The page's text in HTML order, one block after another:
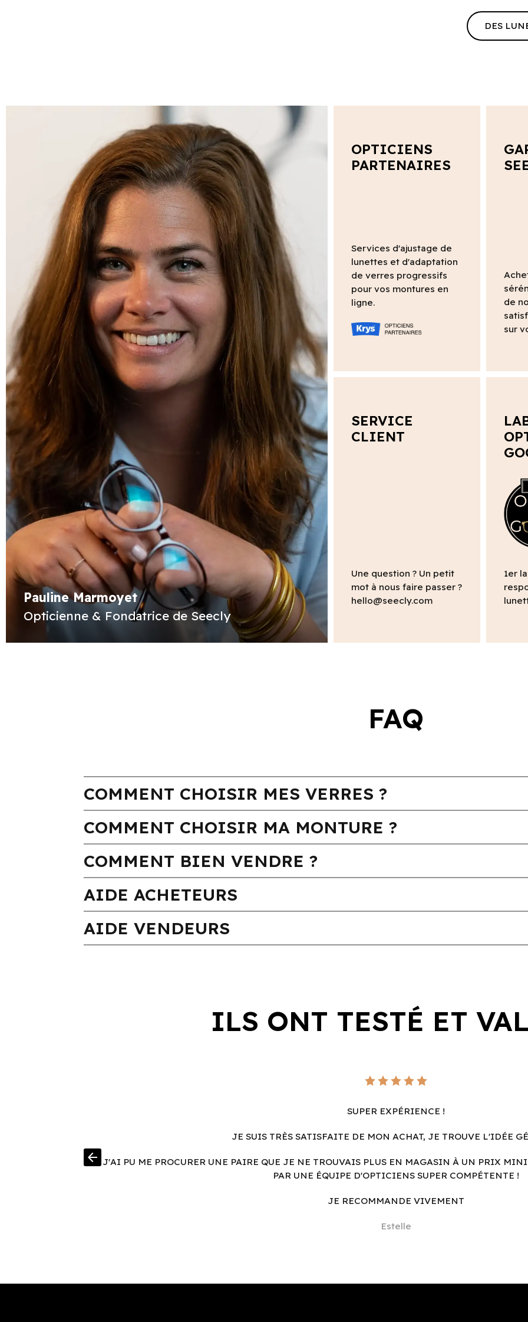
DES
Pauline Marmoyet
Opticienne & Fondatrice de Seecly
OPTICIENS
PARTENAIRES
Services d'ajustage de
lunettes et d'adaptation
de verres progressifs
pour vos montures en
ligne.
de
sur
SERVICE
CLIENT
Une question ? Un petit
mot à nous faire passer ?
hello@seecly.com
1er
FAQ
COMMENT CHOISIR MES VERRES ?
COMMENT CHOISIR MA MONTURE ?
COMMENT BIEN VENDRE ?
AIDE ACHETEURS
AIDE VENDEURS
ILS ONT TESTÉ ET
SUPER EXPÉRIENCE !
JE SUIS TRÈS SATISFAITE DE MON ACHAT, JE TROUVE L'IDÉE
J'AI PU ME PROCURER UNE PAIRE QUE JE NE TROUVAIS PLUS EN MAGASIN À UN PRIX
PAR UNE ÉQUIPE D'OPTICIENS SUPER COMPÉTENTE !
JE RECOMMANDE VIVEMENT
Estelle
arrow_back